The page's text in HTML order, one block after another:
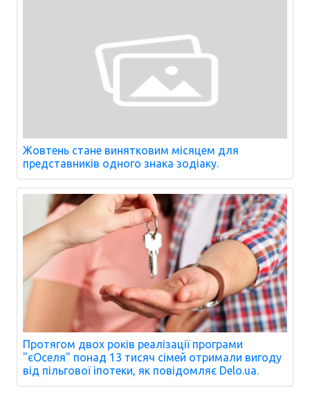
Жовтень стане винятковим місяцем для
представників одного знака зодіаку.
Протягом двох років реалізації програми
"єОселя" понад 13 тисяч сімей отримали вигоду
від пільгової іпотеки, як повідомляє Delo.ua.